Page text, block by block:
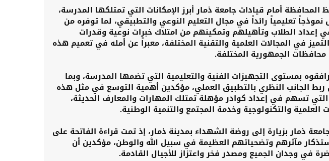
أمام قيادات جامعة ذمار أبرز الإمكانات التي تمتلكها المدرسة،
نموذجاً تعليمياً رائداً في مجال التعليم النوعي والتطبيقي، لما توفره من
إعداد الطلاب وتأهيلهم وتمكينهم من امتلاك خبرات نوعية وقدرات
في المجالات العلمية والتقنية المختلفة، معبراً عن أمله في تعميم هذه
الجمهورية المختلفة.
بمستوى التجهيزات الفنية والتعليمية التي تضمها المدرسة، وبما
الجانب النظري بالتطبيق العملي، مؤكدين أهمية التوسع في مثل هذه
التي تسهم في إعداد كوادر مؤهلة تمتلك المهارات والمعارف الحديثة،
والتكنولوجية وخدمة المجتمع والتنمية الوطنية.
ذمار بزيارة إلى روضة الشهداء بمدينة ذمار، إذ تمت قراءة الفاتحة على
مآثرهم وتضحياتهم العظيمة في سبيل الله والوطن، مؤكدين أن
في وجدان الجميع ومصدر فخر واعتزاز للأجيال القادمة.